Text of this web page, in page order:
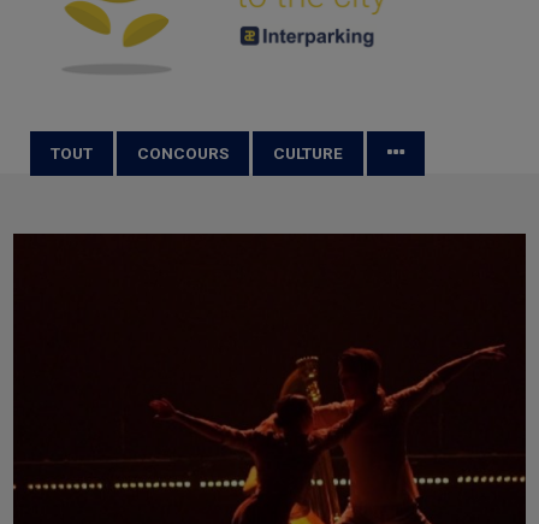
TOUT CONCOURS CULTURE